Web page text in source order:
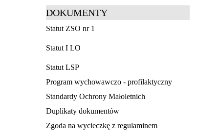
DOKUMENTY
Statut ZSO nr 1
Statut I LO
Statut LSP
Program wychowawczo - profilaktyczny
Standardy Ochrony Małoletnich
Duplikaty dokumentów
Zgoda na wycieczkę z regulaminem